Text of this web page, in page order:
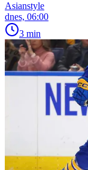
Asianstyle
dnes, 06:00
3 min